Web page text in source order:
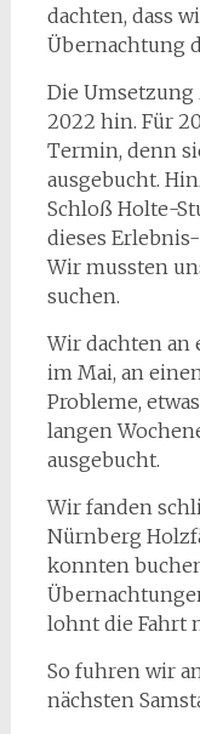
dachten, dass
Übernachtung
Die Umsetzung
2022 hin. Für
Termin, denn
ausgebucht.
Schloß Holte-
dieses
Wir mussten
suchen.
Wir dachten an
im Mai, an
Probleme,
langen
ausgebucht.
Wir fanden
Nürnberg
konnten
lohnt die Fahrt
So fuhren wir
nächsten